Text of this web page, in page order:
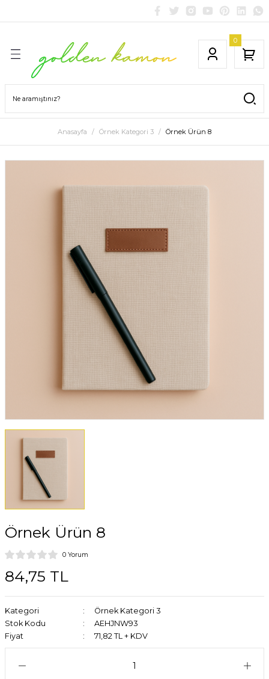
0
Anasayfa Örnek Kategori 3 Örnek Ürün 8
Örnek Ürün 8
0 Yorum
84,75 TL
Kategori
Örnek Kategori 3
Stok Kodu
AEHJNW93
Fiyat
71,82 TL + KDV